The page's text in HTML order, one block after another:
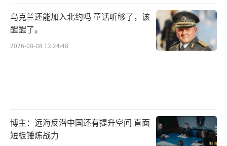
乌克兰还能加入北约吗 童话听够了，该
醒醒了。
2026-08-08 13:24:48
博主：远海反潜中国还有提升空间 直面
短板锤炼战力